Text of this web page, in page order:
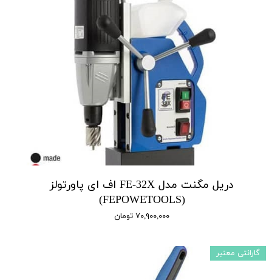
دریل مگنت مدل FE-32X اف ای پاورتولز
(FEPOWETOOLS)
۷۰,۹۰۰,۰۰۰ تومان
گارانتی معتبر